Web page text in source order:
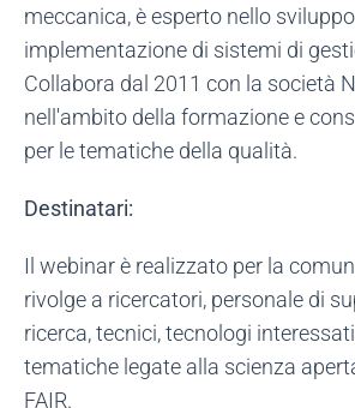
meccanica, è esperto nello
implementazione di sistemi di
Collabora dal 2011 con la società
nell'ambito della formazione e
per le tematiche della qualità.
Destinatari:
Il webinar è realizzato per la
rivolge a ricercatori, personale di
ricerca, tecnici, tecnologi
tematiche legate alla scienza
FAIR.